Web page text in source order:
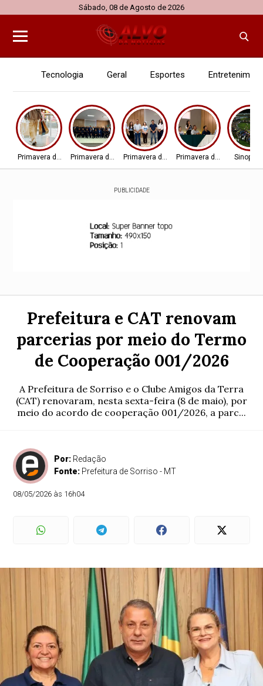
Sábado, 08 de Agosto de 2026
Tecnologia Geral Esportes
Primavera do LestePrimavera do LestePrimavera do LestePrimavera do LesteSinop -
PUBLICIDADE
Prefeitura e CAT renovam
parcerias por meio do Termo
de Cooperação 001/2026
A Prefeitura de Sorriso e o Clube Amigos da Terra
(CAT) renovaram, nesta sexta-feira (8 de maio), por
meio do acordo de cooperação 001/2026, a parc...
Por: Redação
Fonte: Prefeitura de Sorriso - MT
08/05/2026 às 16h04